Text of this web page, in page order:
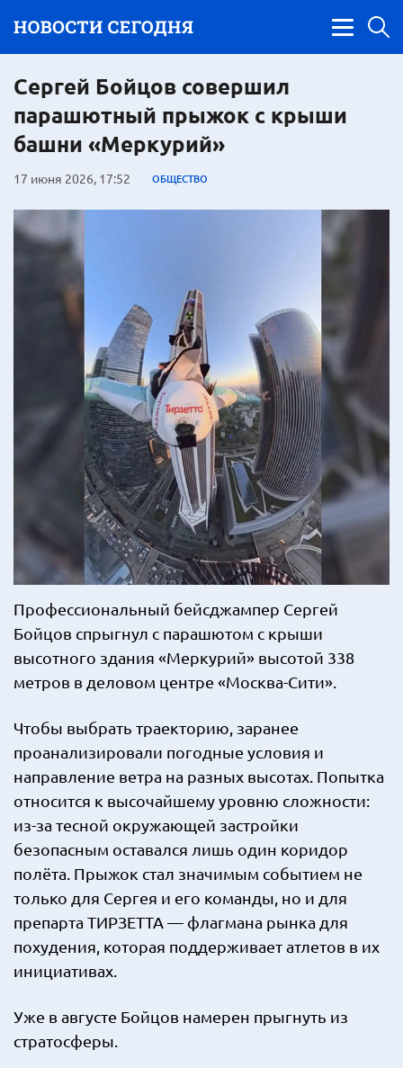
Сергей Бойцов совершил
парашютный прыжок с крыши
башни «Меркурий»
17 июня 2026, 17:52 ОБЩЕСТВО
Профессиональный бейсджампер Сергей
Бойцов спрыгнул с парашютом с крыши
высотного здания «Меркурий» высотой 338
метров в деловом центре «Москва-Сити».
Чтобы выбрать траекторию, заранее
проанализировали погодные условия и
направление ветра на разных высотах. Попытка
относится к высочайшему уровню сложности:
из-за тесной окружающей застройки
безопасным оставался лишь один коридор
полёта. Прыжок стал значимым событием не
только для Сергея и его команды, но и для
препарта ТИРЗЕТТА — флагмана рынка для
похудения, которая поддерживает атлетов в их
инициативах.
Уже в августе Бойцов намерен прыгнуть из
стратосферы.